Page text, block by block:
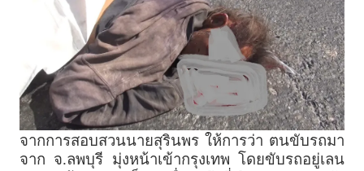
จากการสอบสวนนายสุรินพร ให้การว่า ตนขับรถมา
จาก จ.ลพบุรี มุ่งหน้าเข้ากรุงเทพ โดยขับรถอยู่เลน